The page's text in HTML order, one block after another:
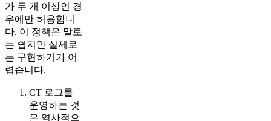
가 두 개 이상인 경
우에만 허용합니
다. 이 정책은 말로
는 쉽지만 실제로
는 구현하기가 어
렵습니다.
CT 로그를
운영하는 것
은 역사적으